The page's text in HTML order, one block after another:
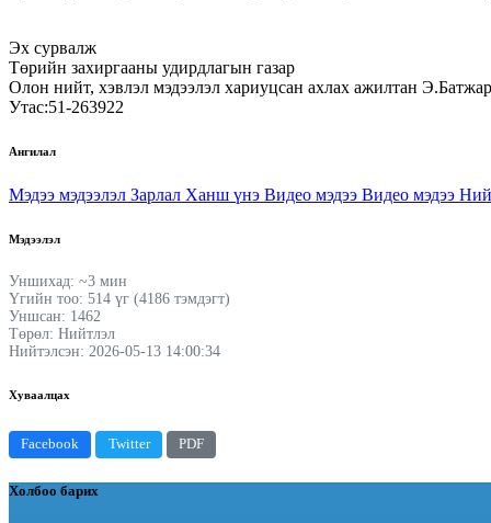
Эх сурвалж
Төрийн захиргааны удирдлагын газар
Олон нийт, хэвлэл мэдээлэл хариуцсан ахлах ажилтан
Утас:51-263922
Ангилал
Мэдээ мэдээлэл Зарлал Ханш үнэ Видео мэдээ Видео мэдээ
Мэдээлэл
Уншихад: ~3 мин
Үгийн тоо: 514 үг (4186 тэмдэгт)
Уншсан: 1462
Төрөл: Нийтлэл
Нийтэлсэн: 2026-05-13 14:00:34
Хуваалцах
Facebook Twitter PDF
Холбоо барих